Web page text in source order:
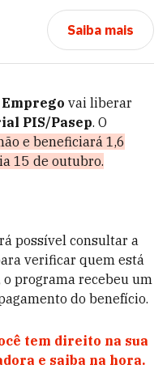
Saiba mais
vai liberar
PIS/Pasep. O
e beneficiará 1,6
15 de outubro.
possível consultar a
verificar quem está
programa recebeu um
do benefício.
tem direito na sua
e saiba na hora.